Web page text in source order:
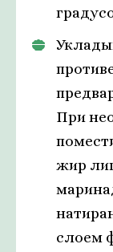
При
жир
слоем